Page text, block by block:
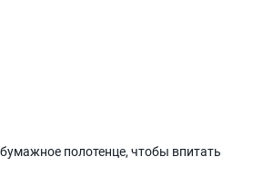
полотенце, чтобы впитать